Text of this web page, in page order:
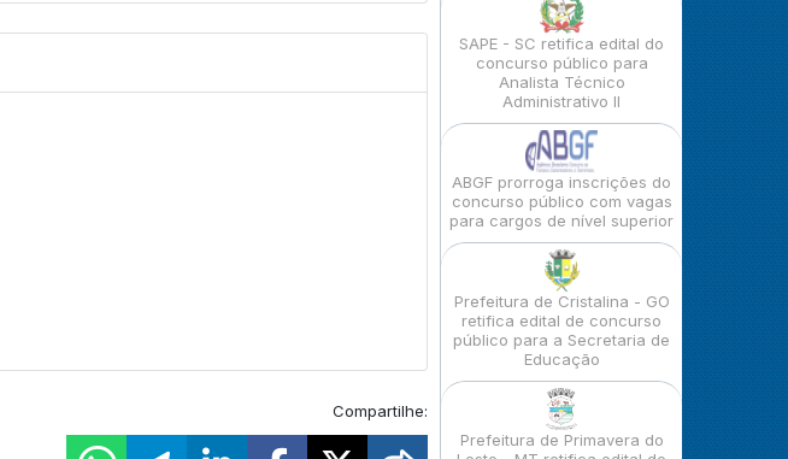
Compartilhe:
SAPE - SC retifica edital do
concurso público para
Analista Técnico
Administrativo II
ABGF prorroga inscrições do
concurso público com vagas
para cargos de nível superior
Prefeitura de Cristalina - GO
retifica edital de concurso
público para a Secretaria de
Educação
Prefeitura de Primavera do